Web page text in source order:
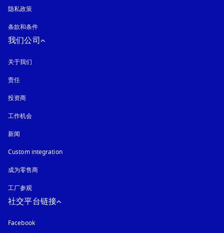
隐私政策
条款和条件
我们公司
关于我们
责任
投资商
工作机会
新闻
Custom integration
成为零售商
工厂参观
社交平台链接
Facebook